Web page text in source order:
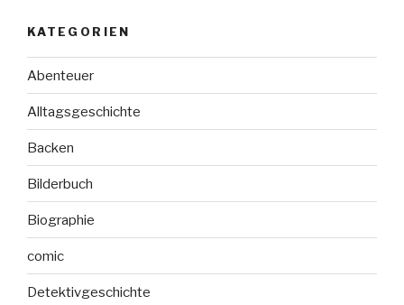
KATEGORIEN
Abenteuer
Alltagsgeschichte
Backen
Bilderbuch
Biographie
comic
Detektivgeschichte